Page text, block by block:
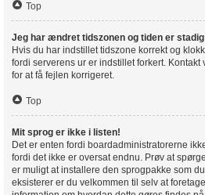
Top
Jeg har ændret tidszonen og tiden er
Hvis du har indstillet tidszone korrekt og
fordi serverens ur er indstillet forkert.
for at få fejlen korrigeret.
Top
Mit sprog er ikke i listen!
Det er enten fordi boardadministratorerne
fordi det ikke er oversat endnu. Prøv at
er muligt at installere den sprogpakke som
eksisterer er du velkommen til selv at